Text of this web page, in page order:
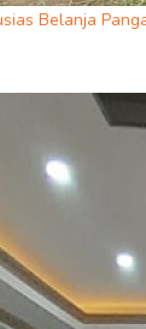
Belanja